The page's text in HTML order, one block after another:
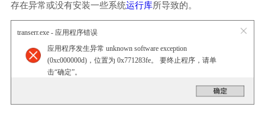
存在异常或没有安装一些系统运行库所导致的。
transerr.exe - 应用程序错误
应用程序发生异常 unknown software exception
(0xc000000d)，位置为 0x771283fe。 要终止程序，请单
击“确定”。